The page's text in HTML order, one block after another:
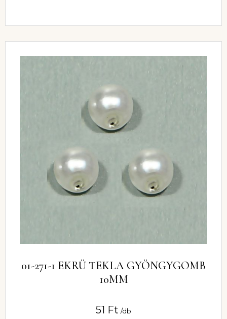
01-271-1 EKRÜ TEKLA GYÖNGYGOMB
10MM
51 Ft /db